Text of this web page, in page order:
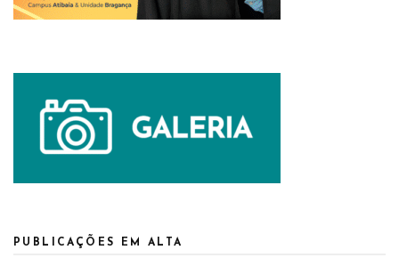
PUBLICAÇÕES EM ALTA